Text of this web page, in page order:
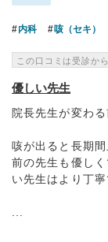
内科 咳（セキ）
この口コミは受診か
優しい先生
院長先生が変わ
咳が出ると長期
前の先生も優し
い先生はより丁寧